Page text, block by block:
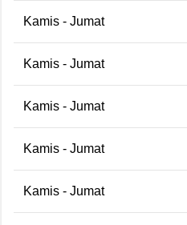
Kamis - Jumat
Kamis - Jumat
Kamis - Jumat
Kamis - Jumat
Kamis - Jumat